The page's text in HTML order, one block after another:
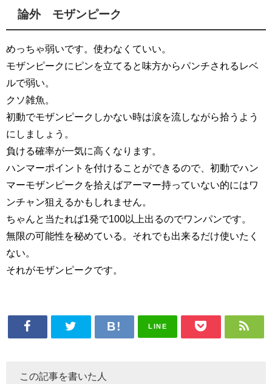
論外 モザンピーク
めっちゃ弱いです。使わなくていい。
モザンピークにピンを立てると味方からパンチされるレベ
ルで弱い。
クソ雑魚。
初動でモザンピークしかない時は涙を流しながら拾うよう
にしましょう。
負ける確率が一気に高くなります。
ハンマーポイントを付けることができるので、初動でハン
マーモザンピークを拾えばアーマー持っていない的にはワ
ンチャン狙えるかもしれません。
ちゃんと当たれば1発で100以上出るのでワンパンです。
無限の可能性を秘めている。それでも出来るだけ使いたく
ない。
それがモザンピークです。
LINE
この記事を書いた人